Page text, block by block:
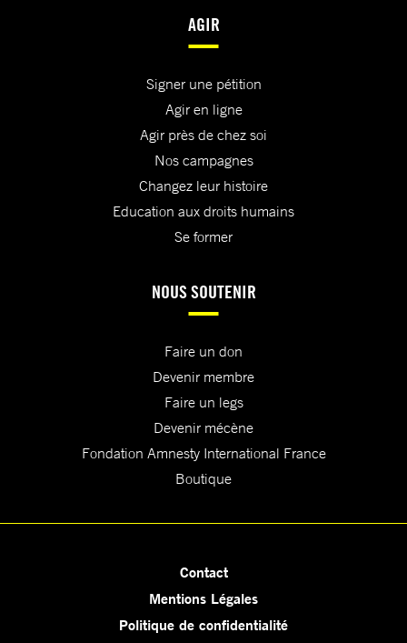
AGIR
Signer une pétition
Agir en ligne
Agir près de chez soi
Nos campagnes
Changez leur histoire
Education aux droits humains
Se former
NOUS SOUTENIR
Faire un don
Devenir membre
Faire un legs
Devenir mécène
Fondation Amnesty International France
Boutique
Contact
Mentions Légales
Politique de confidentialité